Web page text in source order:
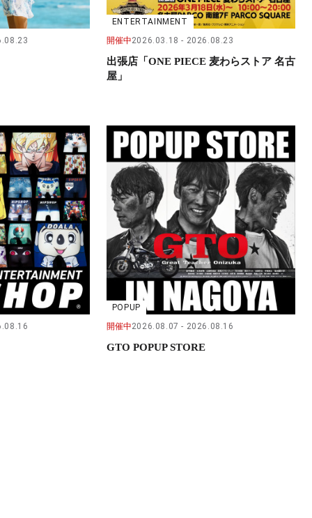
ENTERTAINMENT
開催中2026.03.18 2026.08.23
出張店「ONE PIECE 麦わらストア 名古
屋」
POPUP
開催中2026.08.07 2026.08.16
GTO POPUP STORE